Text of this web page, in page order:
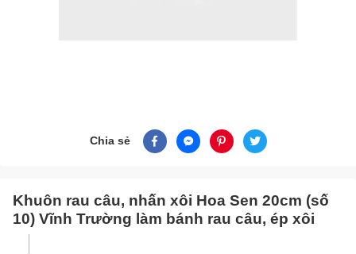
Chia sẻ
Khuôn rau câu, nhấn xôi Hoa Sen 20cm (số
10) Vĩnh Trường làm bánh rau câu, ép xôi